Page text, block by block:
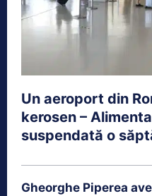
Un aeroport din
kerosen –
suspendată o
Gheorghe Piperea